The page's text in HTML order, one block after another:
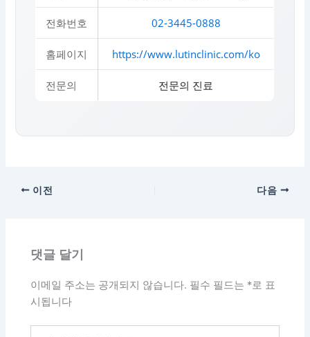
전화번호 02-3445-0888
홈페이지 https://www.lutinclinic.com/ko
전문의 전문의 진료
이전 다음
댓글 달기
이메일 주소는 공개되지 않습니다. 필수 필드는 *로 표
시됩니다